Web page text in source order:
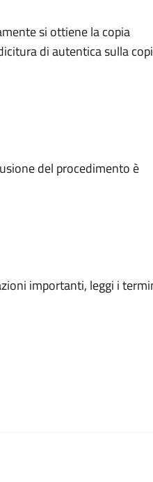
si ottiene la copia
di autentica sulla
del procedimento è
importanti, leggi i